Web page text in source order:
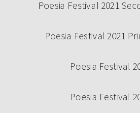
Poesia Festival 2021
Poesia Festival 2021
Poesia Festival
Poesia Festival